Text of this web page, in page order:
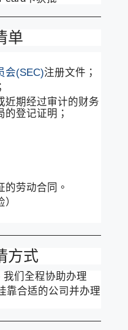
单
会(SEC)注册文件；
近期经过审计的财务
登记证明；
的劳动合同。
方式
们全程协助办理
靠合适的公司并办理